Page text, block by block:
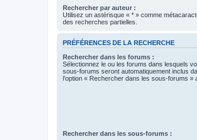
Rechercher par auteur :
Utilisez un astérisque « * » comme
des recherches partielles.
PRÉFÉRENCES DE LA RECHERCHE
Rechercher dans les forums :
Sélectionnez le ou les forums dans lesquels
sous-forums seront automatiquement inclus
l’option « Rechercher dans les sous-forums »
Rechercher dans les sous-forums :